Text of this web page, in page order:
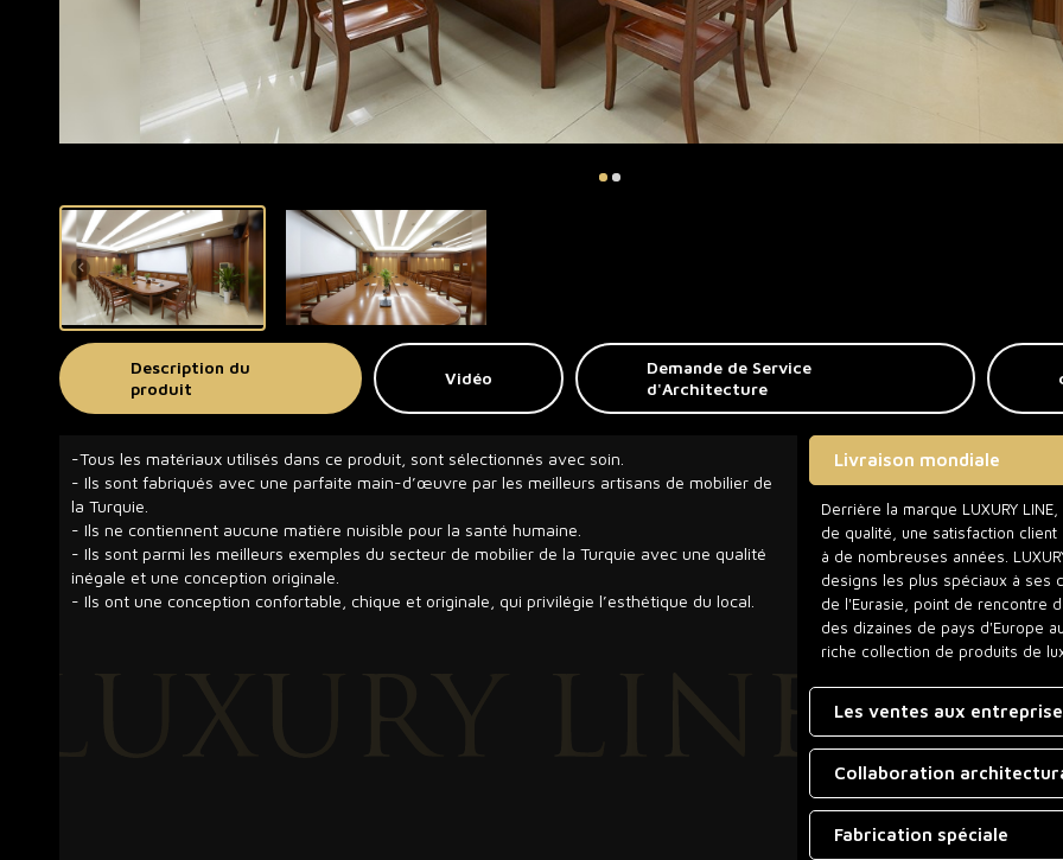
Description du
produit
Vidéo
Demande de Service
d'Architecture
-Tous les matériaux utilisés dans ce produit, sont sélectionnés avec soin.
- Ils sont fabriqués avec une parfaite main-d’œuvre par les meilleurs artisans de mobilier de
la Turquie.
- Ils ne contiennent aucune matière nuisible pour la santé humaine.
- Ils sont parmi les meilleurs exemples du secteur de mobilier de la Turquie avec une qualité
inégale et une conception originale.
- Ils ont une conception confortable, chique et originale, qui privilégie l’esthétique du local.
Livraison mondiale
Derrière la marque LUXURY
de qualité, une satisfaction
à de nombreuses années.
designs les plus spéciaux à ses
de l'Eurasie, point de rencontre
des dizaines de pays d'Europe
riche collection de produits de
Les ventes aux
Collaboration
Fabrication spéciale